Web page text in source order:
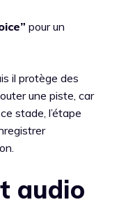
pour un
il protège des
une piste, car
stade, l’étape
audio